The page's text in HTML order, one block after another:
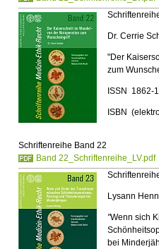
Dr. Cerrie
"Der
zum
ISSN 1862-
ISBN
Schriftenreihe Band 22
Band 22_Schriftenreihe_LV.pdf
Lysann
"Wenn sich
bei